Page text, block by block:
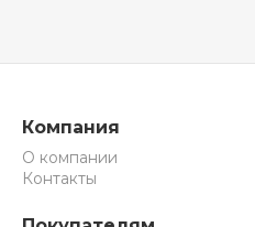
Компания
О компании
Контакты